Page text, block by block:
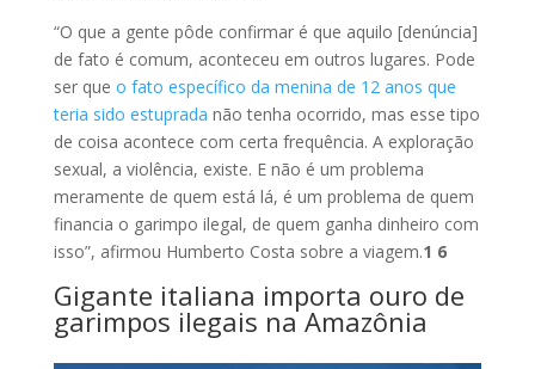
“O que a gente pôde confirmar é que aquilo [denúncia]
de fato é comum, aconteceu em outros lugares. Pode
ser que o fato específico da menina de 12 anos que
teria sido estuprada não tenha ocorrido, mas esse tipo
de coisa acontece com certa frequência. A exploração
sexual, a violência, existe. E não é um problema
meramente de quem está lá, é um problema de quem
financia o garimpo ilegal, de quem ganha dinheiro com
isso”, afirmou Humberto Costa sobre a viagem.1 6
Gigante italiana importa ouro de
garimpos ilegais na Amazônia